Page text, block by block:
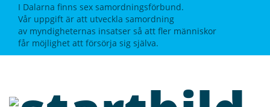
I Dalarna finns sex samordningsförbund.
Vår uppgift är att utveckla samordning
av myndigheternas insatser så att fler människor
får möjlighet att försörja sig själva.